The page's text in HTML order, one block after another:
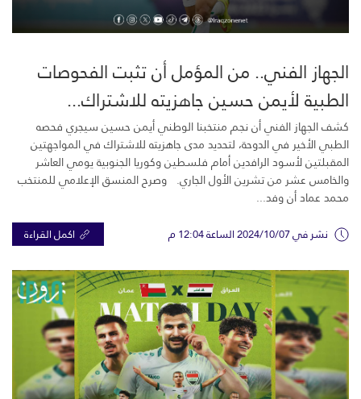
الجهاز الفني.. من المؤمل أن تثبت الفحوصات
الطبية لأيمن حسين جاهزيته للاشتراك...
كشف الجهاز الفني أن نجم منتخبنا الوطني أيمن حسين سيجري فحصه
الطبي الأخير في الدوحة، لتحديد مدى جاهزيته للاشتراك في المواجهتين
المقبلتين لأسود الرافدين أمام فلسطين وكوريا الجنوبية يومي العاشر
والخامس عشر من تشرين الأول الجاري. وصرح المنسق الإعلامي للمنتخب
محمد عماد أن وفد...
نشر في 2024/10/07 الساعة 12:04 م اكمل القراءة